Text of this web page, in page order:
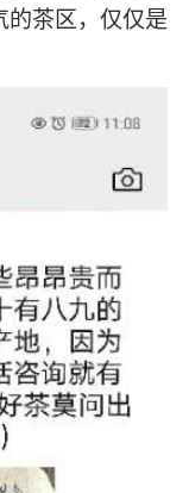
茶区，仅仅是